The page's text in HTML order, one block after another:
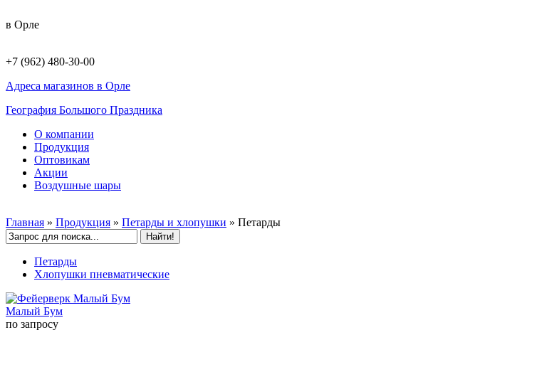
в Орле
+7 (962) 480-30-00
Адреса магазинов в Орле
География Большого Праздника
О компании
Продукция
Оптовикам
Акции
Воздушные шары
Главная » Продукция » Петарды и хлопушки » Петарды
Петарды
Хлопушки пневматические
Малый Бум
по запросу